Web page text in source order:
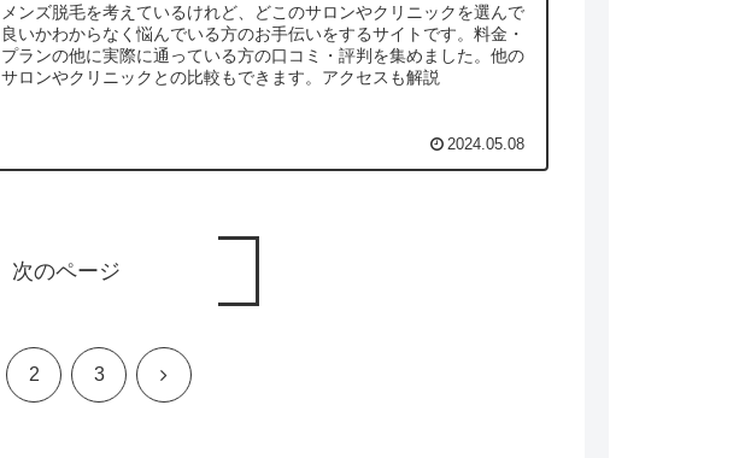
メンズ脱毛を考えているけれど、どこのサロンやクリニックを選んで
良いかわからなく悩んでいる方のお手伝いをするサイトです。料金・
プランの他に実際に通っている方の口コミ・評判を集めました。他の
サロンやクリニックとの比較もできます。アクセスも解説
2024.05.08
次のページ
2 3 次